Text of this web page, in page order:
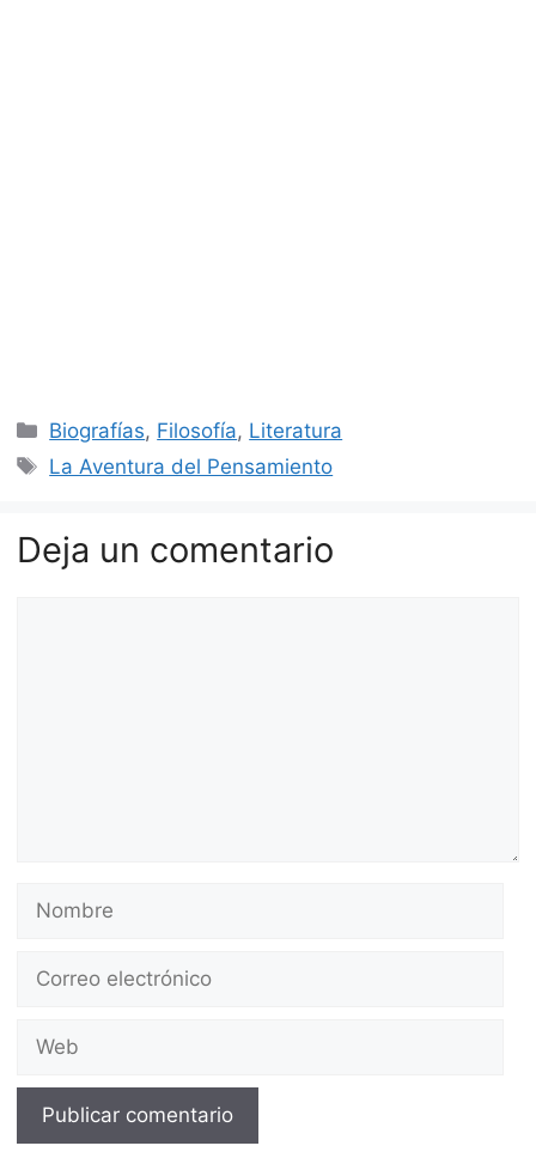
Categorías
Biografías, Filosofía, Literatura
Etiquetas
La Aventura del Pensamiento
Deja un comentario
Nombre
Correo
Web